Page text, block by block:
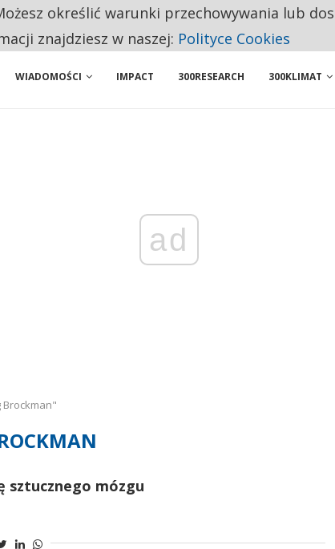
PRZEZNACZAJĄ NA PODSTAWOWE ZAKUPY
WIADOMOŚCI IMPACT 300RESEARCH 300KLIMAT
ad
sztucznego mózgu
określić warunki przechowywania lub
znajdziesz w naszej: Polityce Cookies